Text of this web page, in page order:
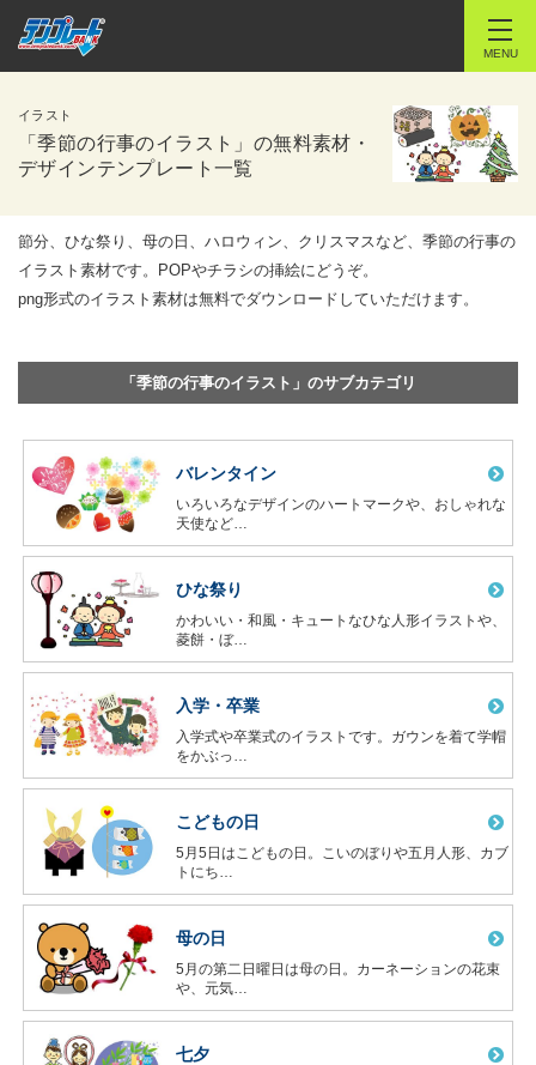
MENU
イラスト
「季節の行事のイラスト」の無料素材・
デザインテンプレート一覧
節分、ひな祭り、母の日、ハロウィン、クリスマスなど、季節の行事の
イラスト素材です。POPやチラシの挿絵にどうぞ。
png形式のイラスト素材は無料でダウンロードしていただけます。
「季節の行事のイラスト」のサブカテゴリ
バレンタイン
いろいろなデザインのハートマークや、おしゃれな
天使など…
ひな祭り
かわいい・和風・キュートなひな人形イラストや、
菱餅・ぼ…
入学・卒業
入学式や卒業式のイラストです。ガウンを着て学帽
をかぶっ…
こどもの日
5月5日はこどもの日。こいのぼりや五月人形、カブ
トにち…
母の日
5月の第二日曜日は母の日。カーネーションの花束
や、元気…
七夕